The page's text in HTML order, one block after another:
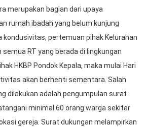
merupakan bagian dari upaya
rumah ibadah yang belum kunjung
kondusivitas, pertemuan pihak Kelurahan
semua RT yang berada di lingkungan
HKBP Pondok Kepala, maka mulai Hari
akan berhenti sementara. Salah
dilakukan adalah pengumpulan surat
minimal 60 orang warga sekitar
gereja. Surat dukungan melampirkan